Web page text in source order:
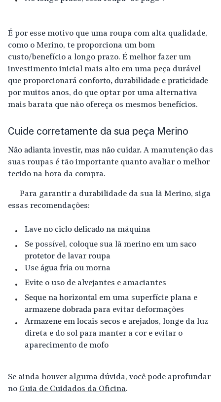
É por esse motivo que uma roupa com alta qualidade,
como o Merino, te proporciona um bom
custo/benefício a longo prazo. É melhor fazer um
investimento inicial mais alto em uma peça durável
que proporcionará conforto, durabilidade e praticidade
por muitos anos, do que optar por uma alternativa
mais barata que não ofereça os mesmos benefícios.
Cuide corretamente da sua peça Merino
Não adianta investir, mas não cuidar. A manutenção das
suas roupas é tão importante quanto avaliar o melhor
tecido na hora da compra.
Para garantir a durabilidade da sua lã Merino, siga
essas recomendações:
Lave no ciclo delicado na máquina
Se possível, coloque sua lã merino em um saco
protetor de lavar roupa
Use água fria ou morna
Evite o uso de alvejantes e amaciantes
Seque na horizontal em uma superfície plana e
armazene dobrada para evitar deformações
Armazene em locais secos e arejados, longe da luz
direta e do sol para manter a cor e evitar o
aparecimento de mofo
Se ainda houver alguma dúvida, você pode aprofundar
no Guia de Cuidados da Oficina.